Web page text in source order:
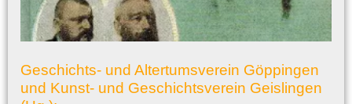
Geschichts- und Altertumsverein Göppingen
und Kunst- und Geschichtsverein Geislingen